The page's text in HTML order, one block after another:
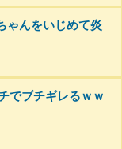
ゃんをいじめて炎
でブチギレるｗｗ